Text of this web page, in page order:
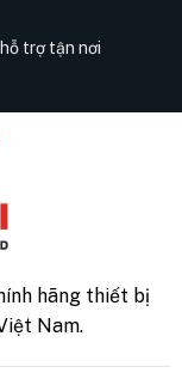
trợ tận nơi
hãng thiết bị
Nam.